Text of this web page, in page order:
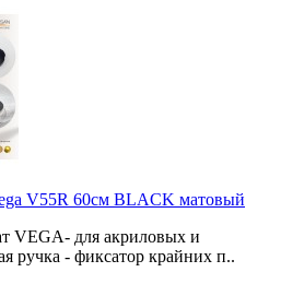
V55R 60см BLACK матовый
VEGA- для акриловых и
ручка - фиксатор крайних п..